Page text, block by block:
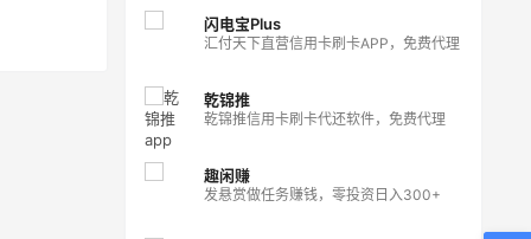
闪电宝Plus
汇付天下直营信用卡刷卡APP，免费代理
乾锦推
乾锦推信用卡刷卡代还软件，免费代理
趣闲赚
发悬赏做任务赚钱，零投资日入300+